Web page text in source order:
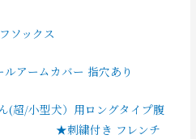
ソックス
アームカバー 指穴あり
(超/小型犬）用ロングタイプ腹
★刺繍付き フレンチ